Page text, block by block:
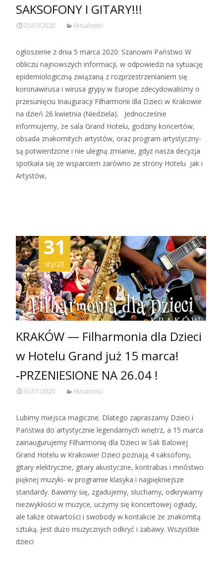
SAKSOFONY I GITARY!!!
05/03/2020 Aktualności
ogłoszenie z dnia 5 marca 2020: Szanowni Państwo W
obliczu najnowszych informacji, w odpowiedzi na sytuację
epidemiologiczną związaną z rozprzestrzenianiem się
koronawirusa i wirusa grypy w Europie zdecydowaliśmy o
przesunięciu Inauguracji Filharmonii dla Dzieci w Krakowie
na dzień 26 kwietnia (Niedziela). Jednocześnie
informujemy, że sala Grand Hotelu, godziny koncertów,
obsada znakomitych artystów, oraz program artystyczny-
są potwierdzone i nie ulegną zmianie, gdyż nasza decyzja
spotkała się ze wsparciem zarówno ze strony Hotelu jak i
Artystów,
31
sty/20
KRAKÓW — Filharmonia dla Dzieci
w Hotelu Grand już 15 marca!
‑PRZENIESIONE NA 26.04 !
31/01/2020 Aktualności
Lubimy miejsca magiczne. Dlatego zapraszamy Dzieci i
Państwa do artystycznie legendarnych wnętrz, a 15 marca
zainaugurujemy Filharmonię dla Dzieci w Sali Balowej
Grand Hotelu w Krakowie! Dzieci poznają 4 saksofony,
gitary elektryczne, gitary akustyczne, kontrabas i mnóstwo
pięknej muzyki- w programie klasyka i najpiękniejsze
standardy. Bawimy się, zgadujemy, słuchamy, odkrywamy
niezwykłości w muzyce, uczymy się koncertowej ogłady,
ale także otwartości i swobody w kontakcie ze znakomitą
sztuką. Jest dużo muzycznych odkryć i zabawy. Wszystkie
dzieci